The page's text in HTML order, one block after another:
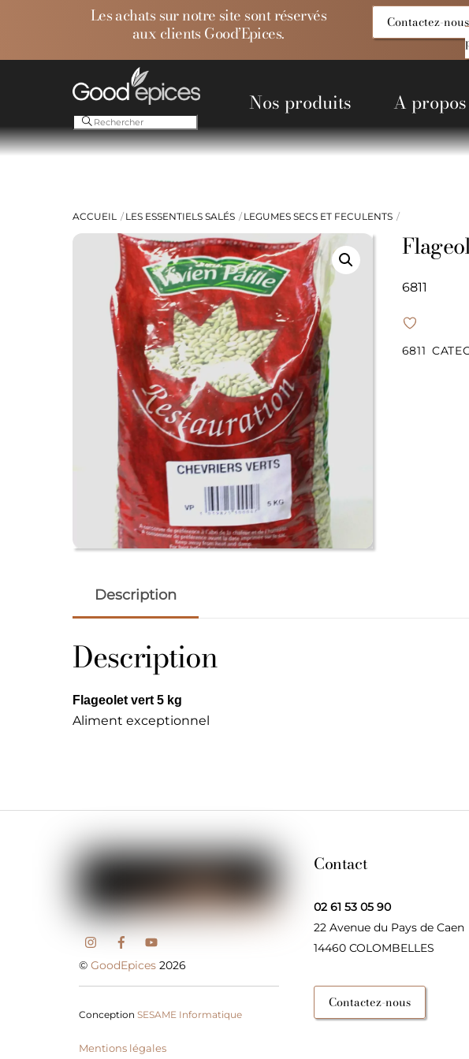
Les achats sur notre site sont réservés
aux clients Good’Epices.
Contactez-
Nos produits A propos
ACCUEIL LES ESSENTIELS SALÉS LEGUMES SECS ET FECULENTS
6811
6811
Description
Description
Flageolet vert 5 kg
Aliment exceptionnel
©GoodEpices 2026
ConceptionSESAME Informatique
Mentions légales
Contact
02 61 53 05 90
22 Avenue du Pays de Caen
14460 COLOMBELLES
Contactez-nous